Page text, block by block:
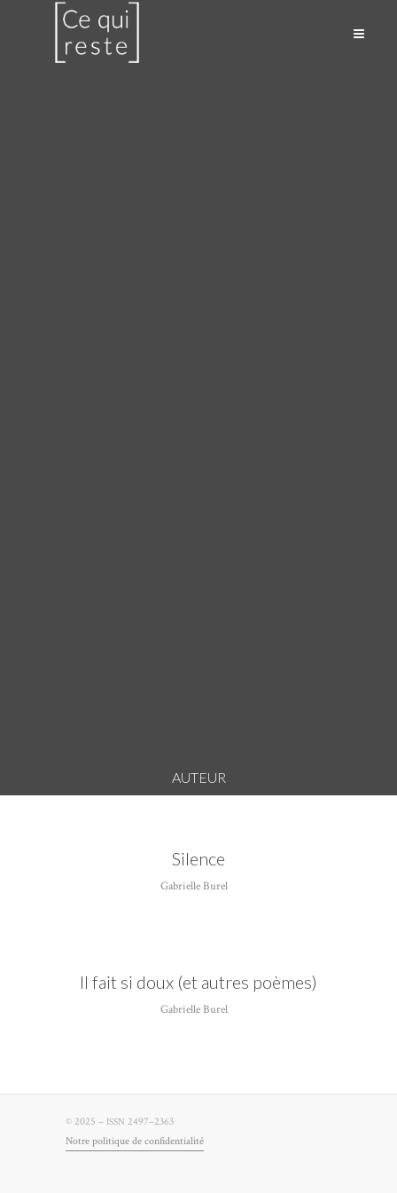
AUTEUR
Silence
Gabrielle Burel
Il fait si doux (et autres poèmes)
Gabrielle Burel
© 2025 – ISSN 2497–2363
Notre poli­tique de confidentialité